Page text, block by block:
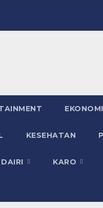
EKONOMI
KESEHATAN
DAIRI KARO